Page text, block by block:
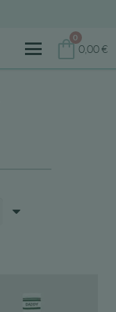
0
0,00€